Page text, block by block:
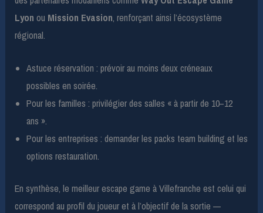
Lyon ou Mission Evasion, renforçant ainsi l’écosystème
régional.
Astuce réservation : prévoir au moins deux créneaux
possibles en soirée.
Pour les familles : privilégier des salles « à partir de 10–12
ans ».
Pour les entreprises : demander les packs team building et les
options restauration.
En synthèse, le meilleur escape game à Villefranche est celui qui
correspond au profil du joueur et à l’objectif de la sortie —